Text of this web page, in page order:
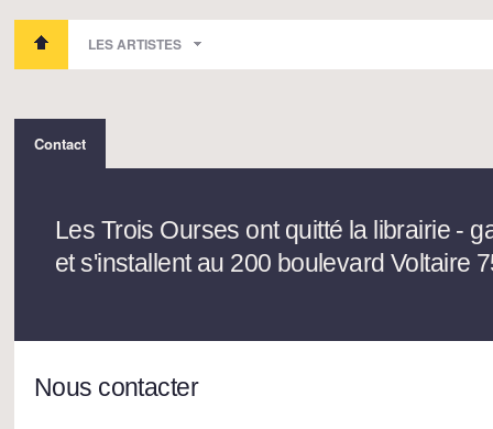
LES ARTISTES
Contact
Les Trois Ourses ont quitté la librairie -
et s'installent au 200 boulevard Voltaire
Nous contacter